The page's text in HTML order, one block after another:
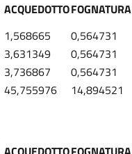
ACQUEDOTTOFOGNATURA
1,568665 0,564731
3,631349 0,564731
3,736867 0,564731
45,755976 14,894521